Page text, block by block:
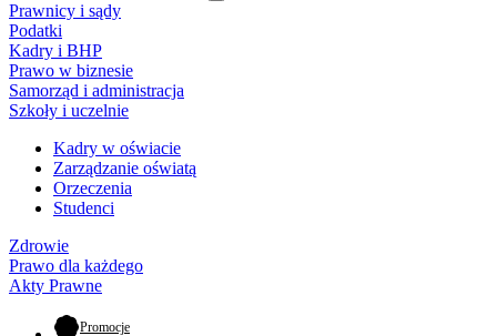
Prawnicy i sądy
Podatki
Kadry i BHP
Prawo w biznesie
Samorząd i administracja
Szkoły i uczelnie
Kadry w oświacie
Zarządzanie oświatą
Orzeczenia
Studenci
Zdrowie
Prawo dla każdego
Akty Prawne
Promocje- otwiera się w nowej karcie